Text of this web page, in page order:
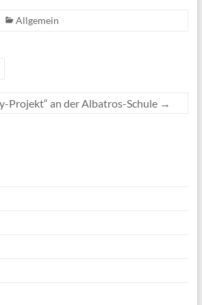
Allgemein
Projekt“ an der Albatros-Schule →